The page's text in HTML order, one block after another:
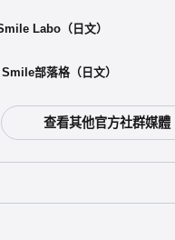
Labo（日文）
部落格（日文）
查看其他官方社群媒體